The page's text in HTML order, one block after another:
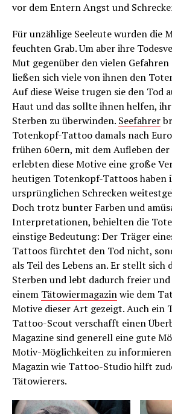
vor dem Entern Angst und
Für unzählige Seeleute wurden die
feuchten Grab. Um aber ihre
Mut gegenüber den vielen Gefahren
ließen sich viele von ihnen den
Auf diese Weise trugen sie den Tod
Haut und das sollte ihnen helfen,
Sterben zu überwinden. Seefahrer
Totenkopf-Tattoo damals nach
frühen 60ern, mit dem Aufleben der
erlebten diese Motive eine große
heutigen Totenkopf-Tattoos haben
ursprünglichen Schrecken
Doch trotz bunter Farben und
Interpretationen, behielten die
einstige Bedeutung: Der Träger
Tattoos fürchtet den Tod nicht,
als Teil des Lebens an. Er stellt sich
Sterben und lebt dadurch freier
einem Tätowiermagazinwie dem
Motive dieser Art gezeigt. Auch ein
Tattoo-Scout verschafft einen
Magazine sind generell eine gute
Motiv-Möglichkeiten zu
Magazin wie Tattoo-Studio hilft
Tätowierers.